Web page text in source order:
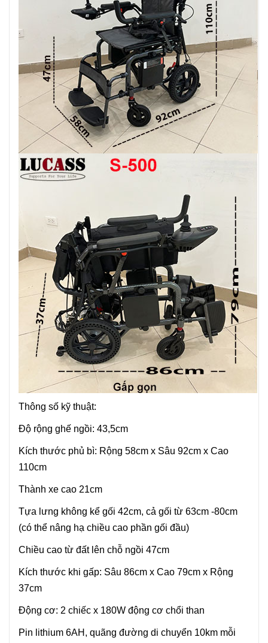
Thông số kỹ thuật:
Độ rộng ghế ngồi: 43,5cm
Kích thước phủ bì: Rộng 58cm x Sâu 92cm x Cao
110cm
Thành xe cao 21cm
Tựa lưng không kể gối 42cm, cả gối từ 63cm -80cm
(có thể nâng hạ chiều cao phần gối đầu)
Chiều cao từ đất lên chỗ ngồi 47cm
Kích thước khi gấp: Sâu 86cm x Cao 79cm x Rộng
37cm
Động cơ: 2 chiếc x 180W động cơ chổi than
Pin lithium 6AH, quãng đường di chuyển 10km mỗi